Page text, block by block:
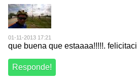
01-11-2013 17:21
que buena que estaaaa!!!!!.